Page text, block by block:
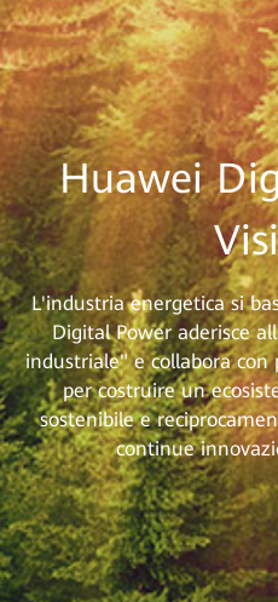
Huawei
L'industria energetica si
Digital Power aderisce
industriale" e collabora
per costruire un
sostenibile e
continue